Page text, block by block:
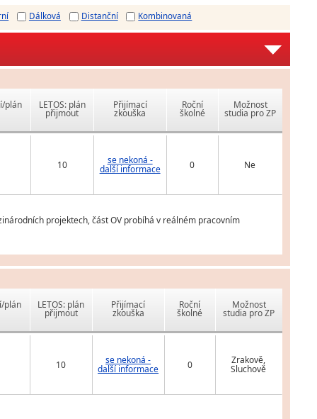
Dálková Distanční Kombinovaná
plán LETOS: plán
přijmout
Přijímací
zkouška
Roční
školné
Možnost
studia pro ZP
10 se nekoná -
další informace 0 Ne
projektech, část OV probíhá v reálném pracovním
plán LETOS: plán
přijmout
Přijímací
zkouška
Roční
školné
Možnost
studia pro ZP
10 se nekoná -
další informace 0 Zrakově,
Sluchově